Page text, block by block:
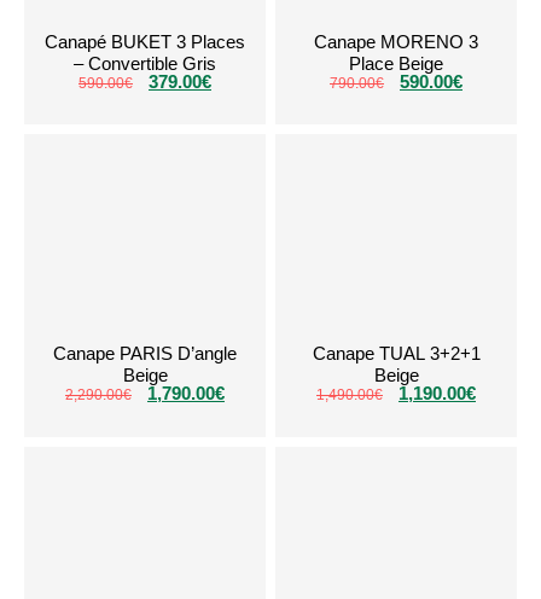
Canapé BUKET 3 Places
– Convertible Gris
590.00€ 379.00€
Canape MORENO 3
Place Beige
790.00€ 590.00€
Canape PARIS D’angle
Beige
2,290.00€ 1,790.00€
Canape TUAL 3+2+1
Beige
1,490.00€ 1,190.00€